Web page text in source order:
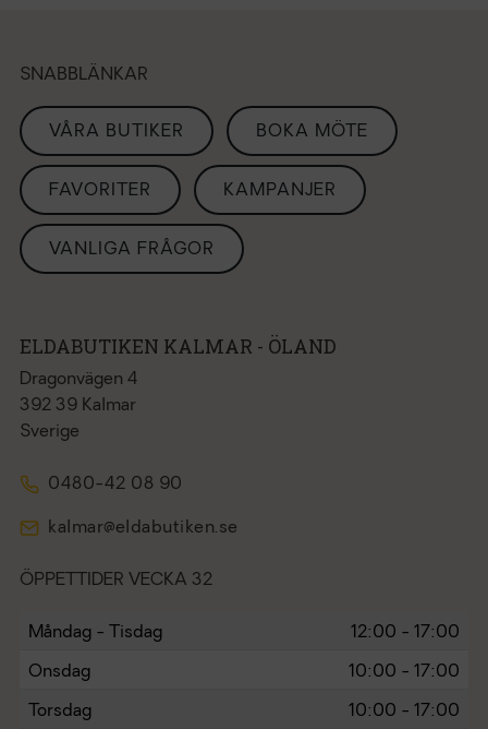
SNABBLÄNKAR
VÅRA BUTIKER BOKA MÖTE
FAVORITER KAMPANJER
VANLIGA FRÅGOR
ELDABUTIKEN KALMAR - ÖLAND
Dragonvägen 4
392 39 Kalmar
Sverige
0480-42 08 90
kalmar@eldabutiken.se
ÖPPETTIDER VECKA 32
Måndag - Tisdag 12:00 - 17:00
Onsdag 10:00 - 17:00
Torsdag 10:00 - 17:00